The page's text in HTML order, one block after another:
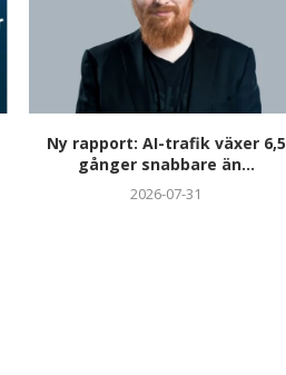
Ny rapport: AI-trafik växer 6,5
gånger snabbare än...
2026-07-31